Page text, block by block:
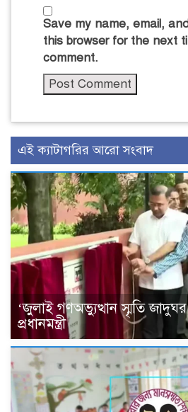
Save my name, email,
this browser for the next
comment.
এই ক্যাটাগরির আরো সংবাদ
‘জুলাই গণঅভ্যুত্থান স্মৃতি
প্রধানমন্ত্রী